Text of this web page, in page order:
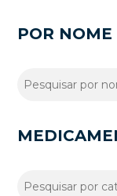
POR NOME